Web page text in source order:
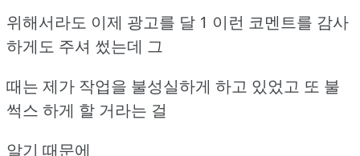
위해서라도 이제 광고를 달 1 이런 코멘트를 감사
하게도 주셔 썼는데 그
때는 제가 작업을 불성실하게 하고 있었고 또 불
썩스 하게 할 거라는 걸
알기 때문에